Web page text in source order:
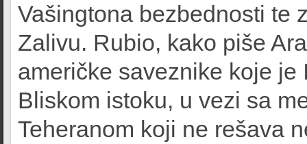
Vašingtona bezbednosti te
Zalivu. Rubio, kako piše
američke saveznike koje
Bliskom istoku, u vezi sa
Teheranom koji ne rešava